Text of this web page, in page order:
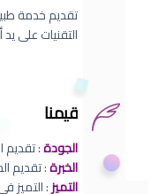
تقديم خدمة
التقنيات على
قيمنا
الجودة: تقديم
الخبرة: تقديم
التميز: التميز